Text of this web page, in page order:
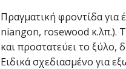
Πραγματική φροντίδα για
niangon, rosewood κ.λπ.).
και προστατεύει το
Ειδικά σχεδιασμένο για